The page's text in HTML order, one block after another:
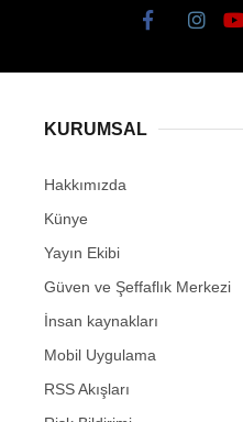
KURUMSAL
Hakkımızda
Künye
Yayın Ekibi
Güven ve Şeffaflık Merkezi
İnsan kaynakları
Mobil Uygulama
RSS Akışları